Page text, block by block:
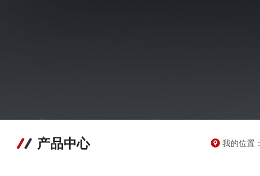
产品中心 我的位置：